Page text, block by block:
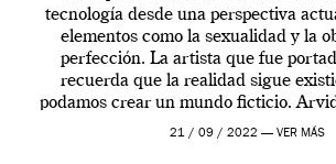
tecnología desde una perspectiva
elementos como la sexualidad y la
perfección. La artista que fue
recuerda que la realidad sigue
podamos crear un mundo ficticio.
que los humanos tienen un
21 / 09 / 2022 — VER MÁS